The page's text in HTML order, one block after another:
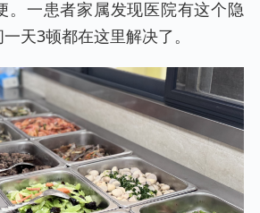
。一患者家属发现医院有这个隐
天3顿都在这里解决了。